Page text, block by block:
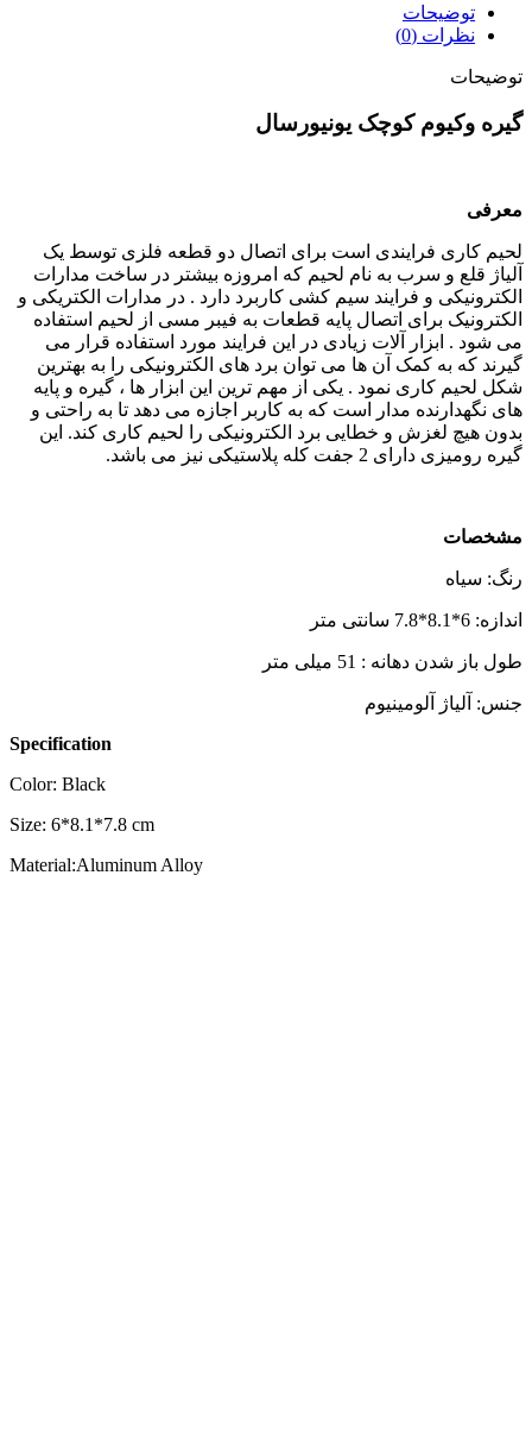
توضیحات
نظرات (0)
توضیحات
گیره وکیوم کوچک یونیورسال
معرفی
لحیم کاری فرایندی است برای اتصال دو قطعه فلزی توسط یک
آلیاژ قلع و سرب به نام لحیم که امروزه بیشتر در ساخت مدارات
الکترونیکی و فرایند سیم کشی کاربرد دارد . در مدارات الکتریکی و
الکترونیک برای اتصال پایه قطعات به فیبر مسی از لحیم استفاده
می شود . ابزار آلات زیادی در این فرایند مورد استفاده قرار می
گیرند که به کمک آن ها می توان برد های الکترونیکی را به بهترین
شکل لحیم کاری نمود . یکی از مهم ترین این ابزار ها ، گیره و پایه
های نگهدارنده مدار است که به کاربر اجازه می دهد تا به راحتی و
بدون هیچ لغزش و خطایی برد الکترونیکی را لحیم کاری کند. این
گیره رومیزی دارای 2 جفت کله پلاستیکی نیز می باشد.
مشخصات
رنگ: سیاه
اندازه: 6*8.1*7.8 سانتی متر
طول باز شدن دهانه : 51 میلی متر
جنس: آلیاژ آلومینیوم
Specification
Color: Black
Size: 6*8.1*7.8 cm
Material:Aluminum Alloy